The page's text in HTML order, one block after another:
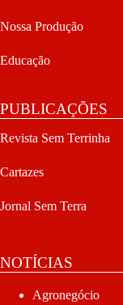
Nossa Produção
Educação
PUBLICAÇÕES
Revista Sem Terrinha
Cartazes
Jornal Sem Terra
NOTÍCIAS
Agronegócio